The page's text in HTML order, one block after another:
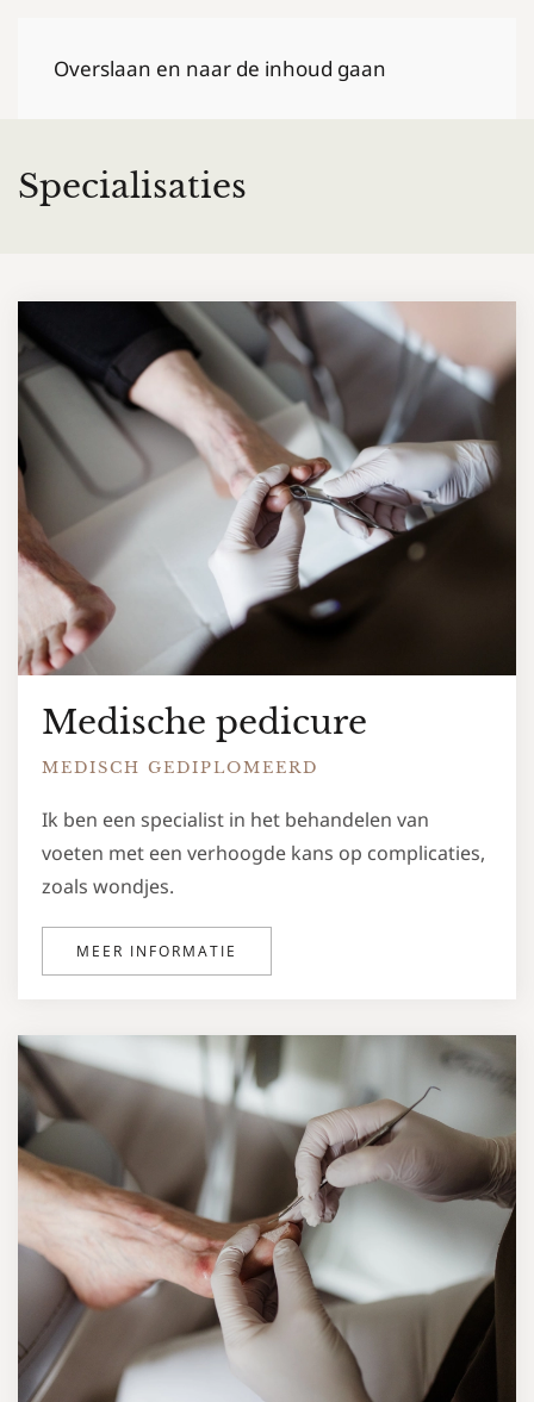
Overslaan en naar de inhoud gaan
Specialisaties
Medische pedicure
MEDISCH GEDIPLOMEERD
Ik ben een specialist in het behandelen van
voeten met een verhoogde kans op complicaties,
zoals wondjes.
MEER INFORMATIE